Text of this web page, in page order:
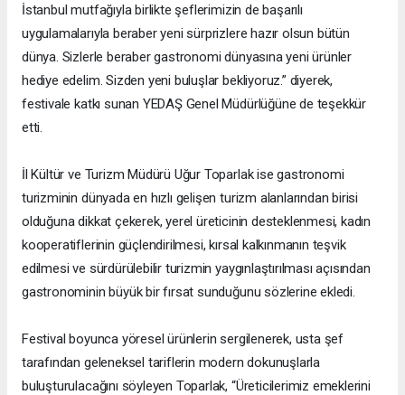
İstanbul mutfağıyla birlikte şeflerimizin de başarılı
uygulamalarıyla beraber yeni sürprizlere hazır olsun bütün
dünya. Sizlerle beraber gastronomi dünyasına yeni ürünler
hediye edelim. Sizden yeni buluşlar bekliyoruz.” diyerek,
festivale katkı sunan YEDAŞ Genel Müdürlüğüne de teşekkür
etti.
İl Kültür ve Turizm Müdürü Uğur Toparlak ise gastronomi
turizminin dünyada en hızlı gelişen turizm alanlarından birisi
olduğuna dikkat çekerek, yerel üreticinin desteklenmesi, kadın
kooperatiflerinin güçlendirilmesi, kırsal kalkınmanın teşvik
edilmesi ve sürdürülebilir turizmin yaygınlaştırılması açısından
gastronominin büyük bir fırsat sunduğunu sözlerine ekledi.
Festival boyunca yöresel ürünlerin sergilenerek, usta şef
tarafından geleneksel tariflerin modern dokunuşlarla
buluşturulacağını söyleyen Toparlak, “Üreticilerimiz emeklerini